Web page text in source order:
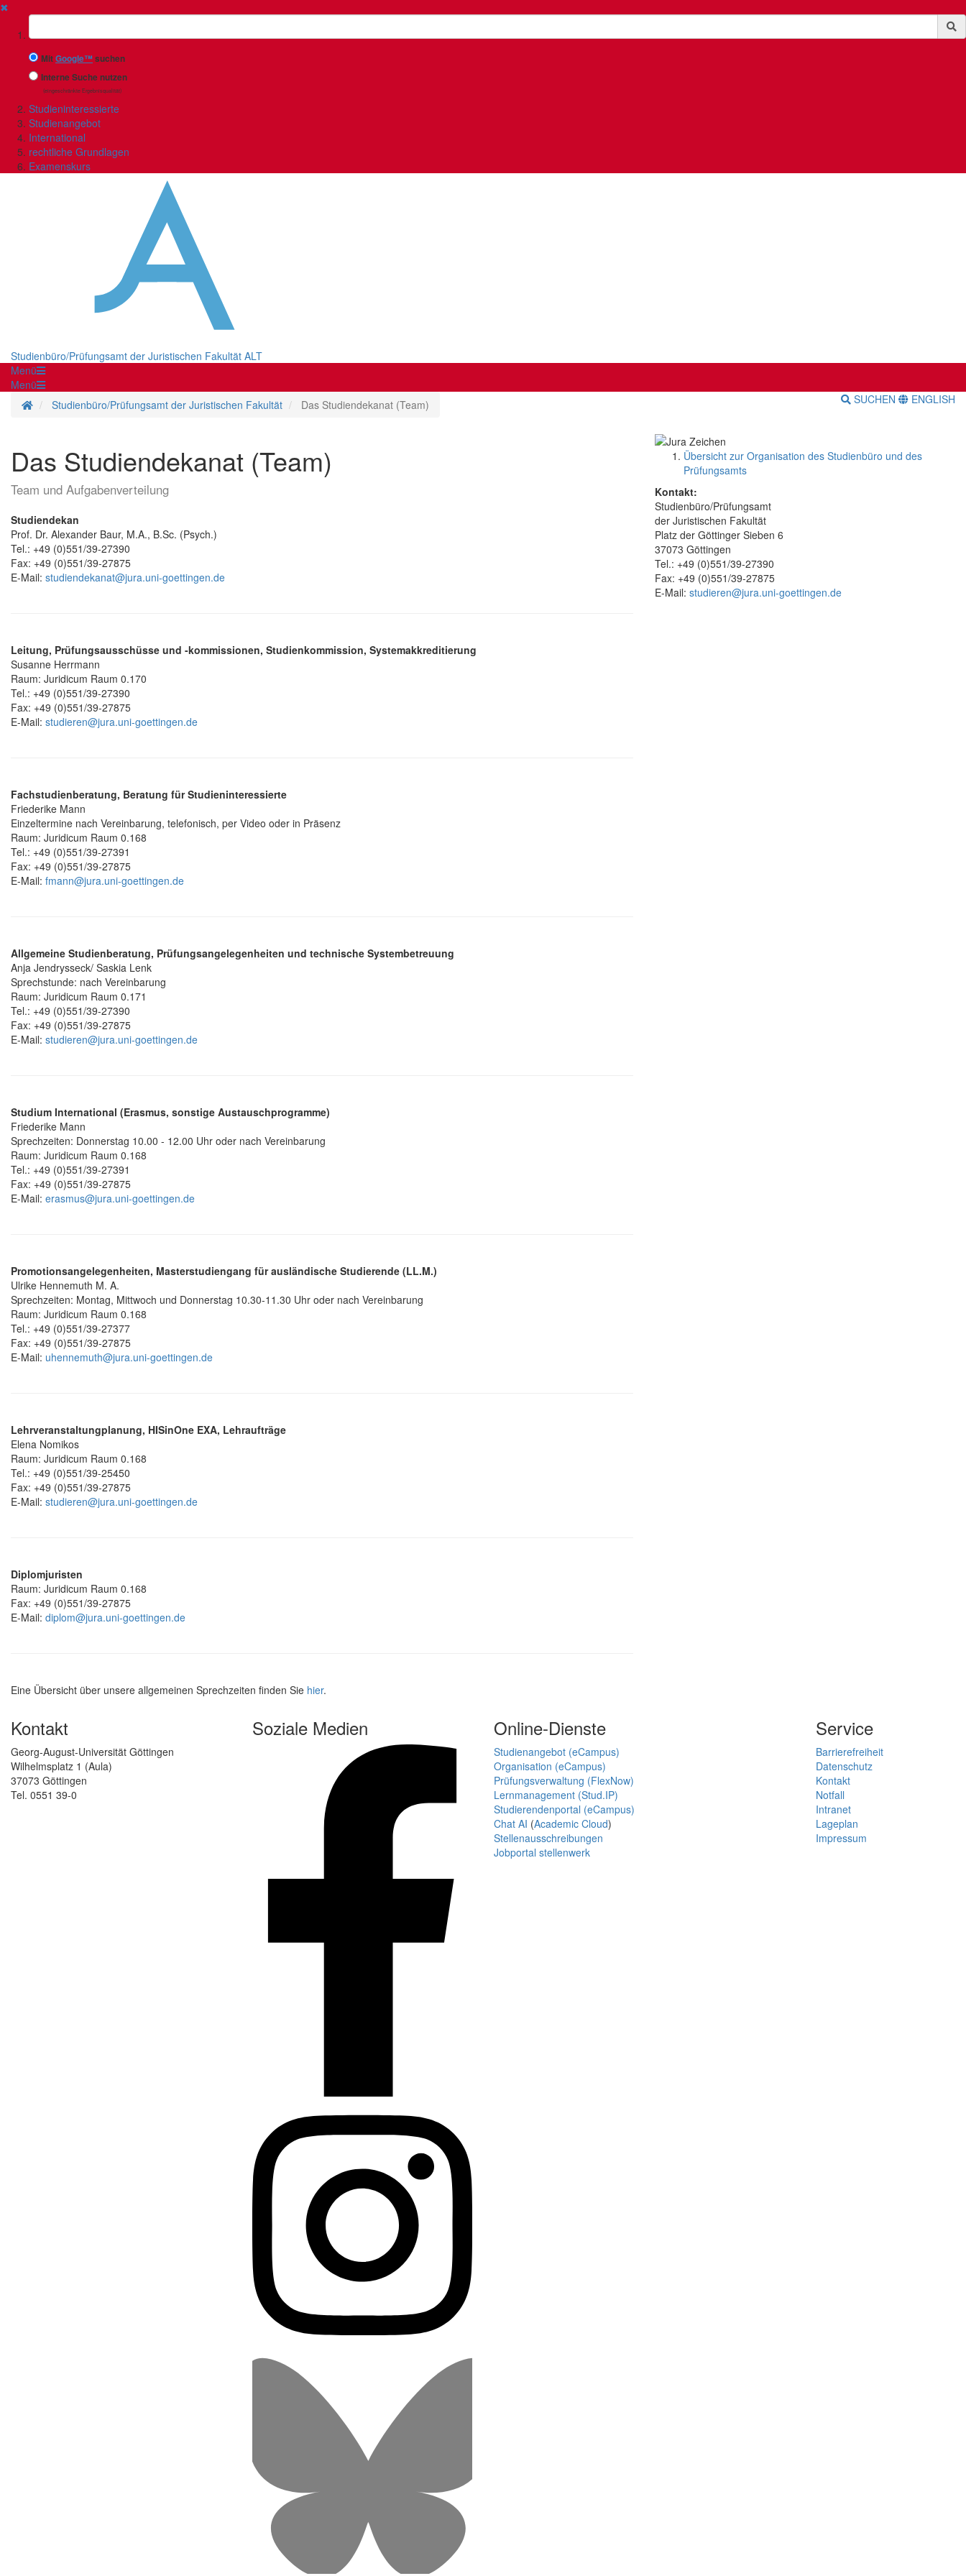
✖
Suchbegriff
MitGoogle™suchen
Interne Suche nutzen
(eingeschränkte Ergebnisqualität)
Studieninteressierte
Studienangebot
International
rechtliche Grundlagen
Examenskurs
Studienbüro/Prüfungsamt der Juristischen Fakultät ALT
Menü
Menü
Startseite
Studienbüro/Prüfungsamt der Juristischen Fakultät Das Studiendekanat (Team) SUCHEN ENGLISH
Das Studiendekanat (Team)
Team und Aufgabenverteilung
Studiendekan
Prof. Dr. Alexander Baur, M.A., B.Sc. (Psych.)
Tel.: +49 (0)551/39-27390
Fax: +49 (0)551/39-27875
E-Mail: studiendekanat@jura.uni-goettingen.de
Leitung, Prüfungsausschüsse und -kommissionen, Studienkommission, Systemakkreditierung
Susanne Herrmann
Raum: Juridicum Raum 0.170
Tel.: +49 (0)551/39-27390
Fax: +49 (0)551/39-27875
E-Mail: studieren@jura.uni-goettingen.de
Fachstudienberatung, Beratung für Studieninteressierte
Friederike Mann
Einzeltermine nach Vereinbarung, telefonisch, per Video oder in Präsenz
Raum: Juridicum Raum 0.168
Tel.: +49 (0)551/39-27391
Fax: +49 (0)551/39-27875
E-Mail: fmann@jura.uni-goettingen.de
Allgemeine Studienberatung, Prüfungsangelegenheiten und technische Systembetreuung
Anja Jendrysseck/ Saskia Lenk
Sprechstunde: nach Vereinbarung
Raum: Juridicum Raum 0.171
Tel.: +49 (0)551/39-27390
Fax: +49 (0)551/39-27875
E-Mail: studieren@jura.uni-goettingen.de
Studium International (Erasmus, sonstige Austauschprogramme)
Friederike Mann
Sprechzeiten: Donnerstag 10.00 - 12.00 Uhr oder nach Vereinbarung
Raum: Juridicum Raum 0.168
Tel.: +49 (0)551/39-27391
Fax: +49 (0)551/39-27875
E-Mail: erasmus@jura.uni-goettingen.de
Promotionsangelegenheiten, Masterstudiengang für ausländische Studierende (LL.M.)
Ulrike Hennemuth M. A.
Sprechzeiten: Montag, Mittwoch und Donnerstag 10.30-11.30 Uhr oder nach Vereinbarung
Raum: Juridicum Raum 0.168
Tel.: +49 (0)551/39-27377
Fax: +49 (0)551/39-27875
E-Mail: uhennemuth@jura.uni-goettingen.de
Lehrveranstaltungplanung, HISinOne EXA, Lehraufträge
Elena Nomikos
Raum: Juridicum Raum 0.168
Tel.: +49 (0)551/39-25450
Fax: +49 (0)551/39-27875
E-Mail: studieren@jura.uni-goettingen.de
Diplomjuristen
Raum: Juridicum Raum 0.168
Fax: +49 (0)551/39-27875
E-Mail: diplom@jura.uni-goettingen.de
Eine Übersicht über unsere allgemeinen Sprechzeiten finden Sie hier.
Übersicht zur Organisation des Studienbüro und des
Prüfungsamts
Kontakt:
Studienbüro/Prüfungsamt
der Juristischen Fakultät
Platz der Göttinger Sieben 6
37073 Göttingen
Tel.: +49 (0)551/39-27390
Fax: +49 (0)551/39-27875
E-Mail: studieren@jura.uni-goettingen.de
Kontakt
Georg-August-Universität Göttingen
Wilhelmsplatz 1 (Aula)
37073 Göttingen
Tel. 0551 39-0
Soziale Medien Online-Dienste
Studienangebot (eCampus)
Organisation (eCampus)
Prüfungsverwaltung (FlexNow)
Lernmanagement (Stud.IP)
Studierendenportal (eCampus)
Chat AI (Academic Cloud)
Stellenausschreibungen
Jobportal stellenwerk
Service
Barrierefreiheit
Datenschutz
Kontakt
Notfall
Intranet
Lageplan
Impressum